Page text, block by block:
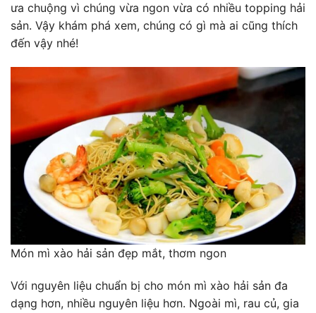
ưa chuộng vì chúng vừa ngon vừa có nhiều topping hải
sản. Vậy khám phá xem, chúng có gì mà ai cũng thích
đến vậy nhé!
Món mì xào hải sản đẹp mắt, thơm ngon
Với nguyên liệu chuẩn bị cho món mì xào hải sản đa
dạng hơn, nhiều nguyên liệu hơn. Ngoài mì, rau củ, gia